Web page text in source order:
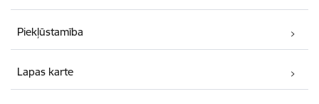
Piekļūstamība
Lapas karte